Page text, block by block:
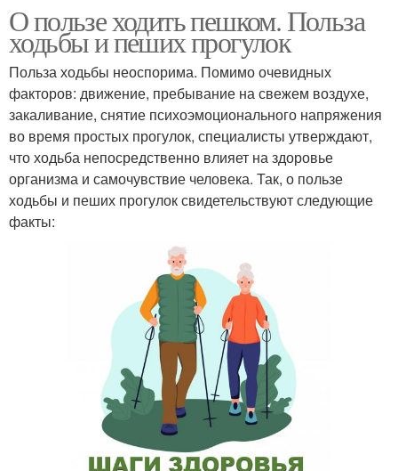
О пользе ходить пешком. Польза
ходьбы и пеших прогулок
Польза ходьбы неоспорима. Помимо очевидных
факторов: движение, пребывание на свежем воздухе,
закаливание, снятие психоэмоционального напряжения
во время простых прогулок, специалисты утверждают,
что ходьба непосредственно влияет на здоровье
организма и самочувствие человека. Так, о пользе
ходьбы и пеших прогулок свидетельствуют следующие
факты: